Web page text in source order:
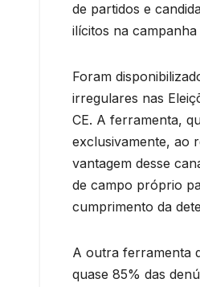
de partidos e
ilícitos na campanha
Foram
irregulares nas
CE. A ferramenta,
exclusivamente, ao
vantagem desse
de campo próprio
cumprimento da
A outra ferramenta
quase 85% das